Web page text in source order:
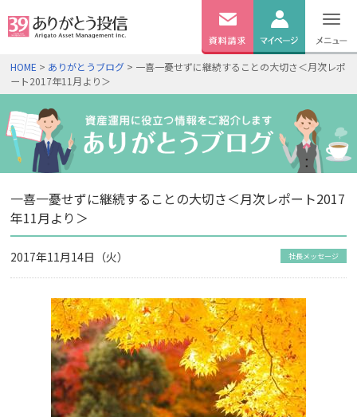
無料資料
口座開設
ログイン
HOME > ありがとうブログ > 一喜一憂せずに継続することの大切さ＜月次レポ
ート2017年11月より＞
一喜一憂せずに継続することの大切さ＜月次レポート2017
年11月より＞
2017年11月14日（火） 社長メッセージ